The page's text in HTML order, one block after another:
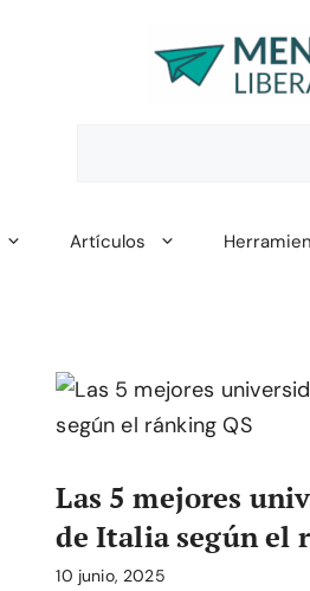
Artículos
Las 5 mejores
de Italia según el
10 junio, 2025